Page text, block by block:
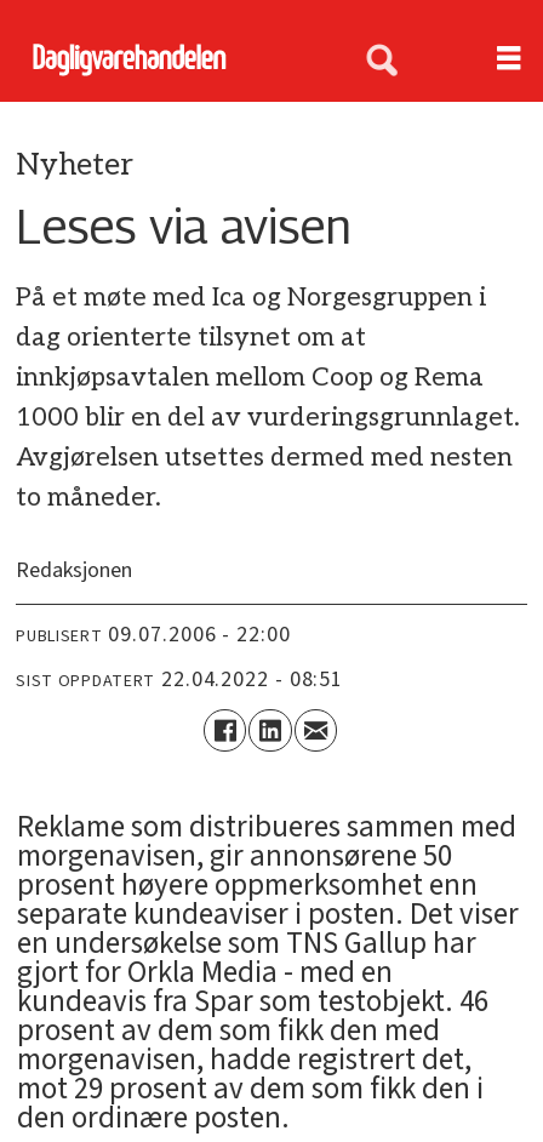
Nyheter
Leses via avisen
På et møte med Ica og Norgesgruppen i
dag orienterte tilsynet om at
innkjøpsavtalen mellom Coop og Rema
1000 blir en del av vurderingsgrunnlaget.
Avgjørelsen utsettes dermed med nesten
to måneder.
Redaksjonen
PUBLISERT 09.07.2006 - 22:00
SIST OPPDATERT 22.04.2022 - 08:51
Reklame som distribueres sammen med
morgenavisen, gir annonsørene 50
prosent høyere oppmerksomhet enn
separate kundeaviser i posten. Det viser
en undersøkelse som TNS Gallup har
gjort for Orkla Media - med en
kundeavis fra Spar som testobjekt. 46
prosent av dem som fikk den med
morgenavisen, hadde registrert det,
mot 29 prosent av dem som fikk den i
den ordinære posten.